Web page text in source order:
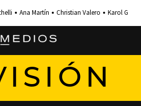
Ana Martín Christian Valero Karol G